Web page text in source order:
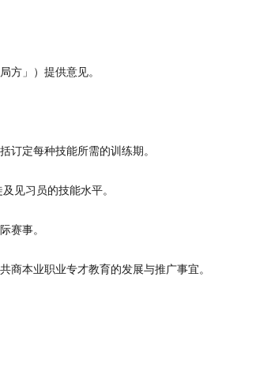
方」）提供意见。
订定每种技能所需的训练期。
见习员的技能水平。
赛事。
商本业职业专才教育的发展与推广事宜。